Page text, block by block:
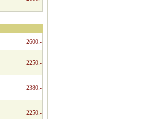
2600.-
2250.-
2380.-
2250.-